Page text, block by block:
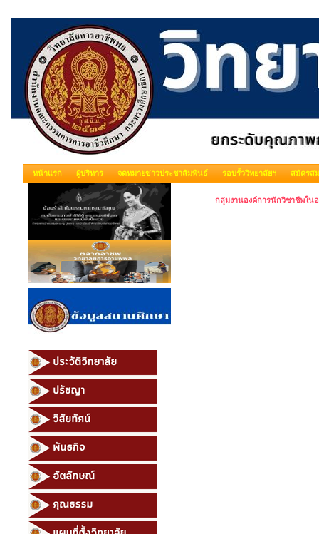
หน้าแรก ผู้บริหาร จดหมายข่าวประชาสัมพันธ์ รอบรั้ววิทยาลัยฯ สมัครส
กลุ่มงานองค์การนักวิชาชีพใน